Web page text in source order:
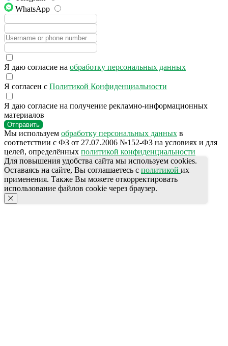
WhatsApp
Я даю согласие на обработку персональных данных
Я согласен с Политикой Конфиденциальности
Я даю согласие на получение рекламно-информационных
материалов
Отправить
Мы используем обработку персональных данных в
соответствии с ФЗ от 27.07.2006 №152-ФЗ на условиях и для
целей, определённых политикой конфиденциальности
Для повышения удобства сайта мы используем cookies.
Оставаясь на сайте, Вы соглашаетесь с политикой их
применения. Также Вы можете откорректировать
использование файлов cookie через браузер.